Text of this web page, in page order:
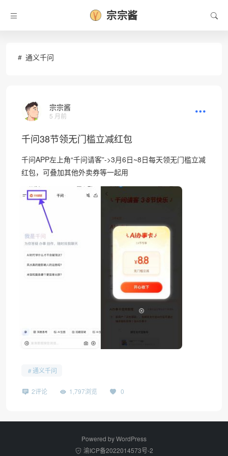
宗宗酱
通义千问
宗宗酱
5 月前
千问38节领无门槛立减红包
千问APP左上角“千问请客”->3月6日~8日每天领无门槛立减
红包，可叠加其他外卖券等一起用
通义千问
2评论 1,797浏览 0
Powered byWordPress
渝ICP备2022014573号-2